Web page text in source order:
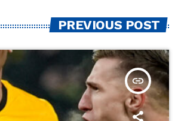
PREVIOUS POST
insert_link